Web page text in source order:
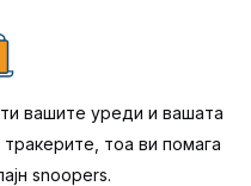
вашите уреди и вашата
тоа ви помага
snoopers.